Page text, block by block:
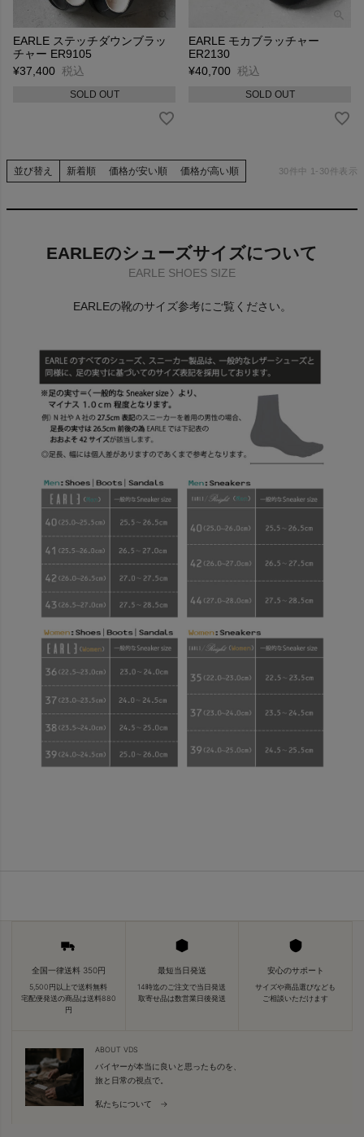
EARLE ステッチダウンブラッ
チャー ER9105
¥37,400 税込
SOLD OUT
EARLE モカブラッチャー
ER2130
¥40,700 税込
SOLD OUT
並び替え 新着順 価格が安い順 価格が高い順 30件中 1 - 30件表示
EARLEのシューズサイズについて
EARLE SHOES SIZE
EARLEの靴のサイズ参考にご覧ください。
全国一律送料 350円
5,500円以上で送料無料
宅配便発送の商品は送料880
円
最短当日発送
14時迄のご注文で当日発送
取寄せ品は数営業日後発送
安心のサポート
サイズや商品選びなども
ご相談いただけます
ABOUT VDS
バイヤーが本当に良いと思ったものを、
旅と日常の視点で。
私たちについて →